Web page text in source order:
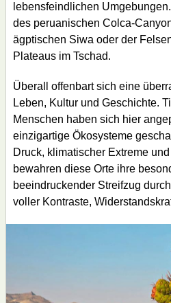
lebensfeindlichen
des peruanischen Colca-
ägptischen Siwa oder der
Plateaus im Tschad.
Überall offenbart sich eine
Leben, Kultur und Geschichte.
Menschen haben sich hier
einzigartige Ökosysteme
Druck, klimatischer Extreme
bewahren diese Orte ihre
beeindruckender Streifzug
voller Kontraste,